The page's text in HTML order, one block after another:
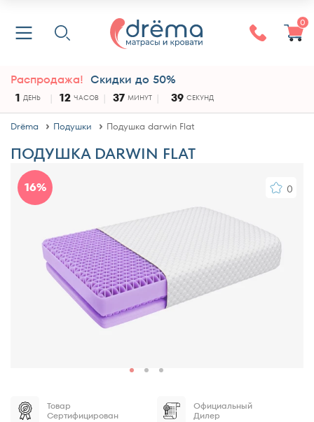
0
Распродажа! Скидки до 50%
1 ДЕНЬ 12 ЧАСОВ 37 МИНУТ 39 СЕКУНД
Drёma Подушки Подушка darwin Flat
ПОДУШКА DARWIN FLAT
16% 0
Товар
Сертифицирован
Официальный
Дилер